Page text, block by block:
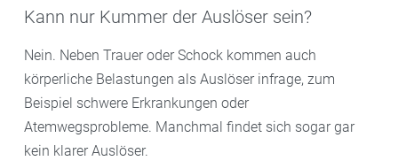
Kann nur Kummer der Auslöser sein?
Nein. Neben Trauer oder Schock kommen auch
körperliche Belastungen als Auslöser infrage, zum
Beispiel schwere Erkrankungen oder
Atemwegsprobleme. Manchmal findet sich sogar gar
kein klarer Auslöser.